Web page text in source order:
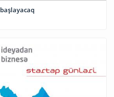
Sabah Bakıda Startap Günləri başlayacaq